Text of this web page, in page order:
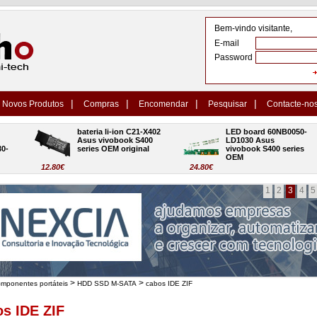
Bem-vindo visitante,
E-mail
Password
Novos Produtos | Compras | Encomendar | Pesquisar | Contacte-
12.80€
bateria li-ion C21-X402
Asus vivobook S400
series OEM original
24.80€
LED board 60NB0050-
LD1030 Asus
vivobook S400 series
OEM
1 2 3 4 5
portáteis > HDD SSD M-SATA > cabos IDE ZIF
IDE ZIF